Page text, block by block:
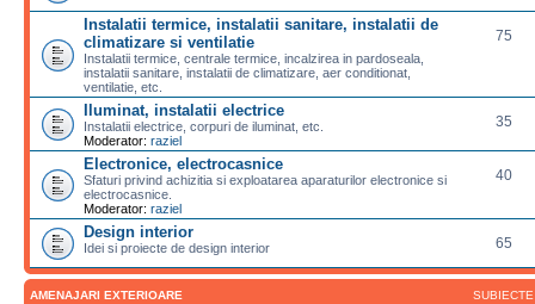
Instalatii termice, instalatii sanitare, instalatii de
climatizare si ventilatie
Instalatii termice, centrale termice, incalzirea in pardoseala,
instalatii sanitare, instalatii de climatizare, aer conditionat,
ventilatie, etc.
75
Iluminat, instalatii electrice
Instalatii electrice, corpuri de iluminat, etc.
Moderator: raziel
35
Electronice, electrocasnice
Sfaturi privind achizitia si exploatarea aparaturilor electronice si
electrocasnice.
Moderator: raziel
40
Design interior
Idei si proiecte de design interior 65
AMENAJARI EXTERIOARE SUBIECTE